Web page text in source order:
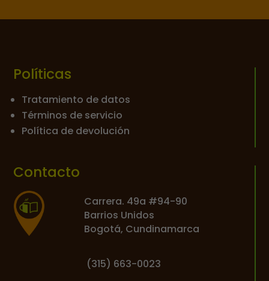
Políticas
Tratamiento de datos
Términos de servicio
Política de devolución
Contacto
Carrera. 49a #94-90
Barrios Unidos
Bogotá, Cundinamarca
(315) 663-0023